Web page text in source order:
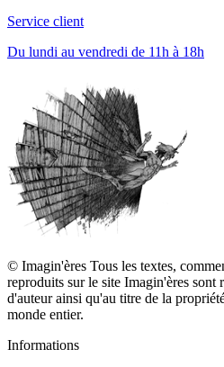
Service client
Du lundi au vendredi de 11h à 18h
© Imagin'ères Tous les textes,
reproduits sur le site Imagin'ères sont
d'auteur ainsi qu'au titre de la
monde entier.
Informations